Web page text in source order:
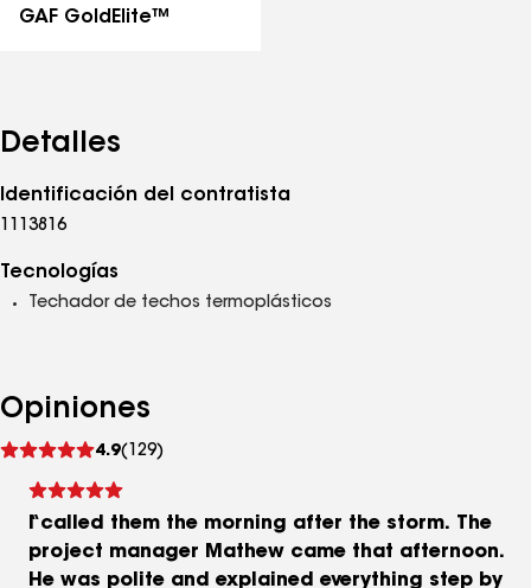
GAF GoldElite™
Detalles
Identificación del contratista
1113816
Tecnologías
Techador de techos termoplásticos
Opiniones
4.9(129)
comentarios
I called them the morning after the storm. The
project manager Mathew came that afternoon.
He was polite and explained everything step by